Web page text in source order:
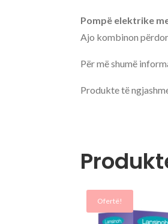
Pompë elektrike
Ajo kombinon
Për më shumë
Produkte të
Ofertë!